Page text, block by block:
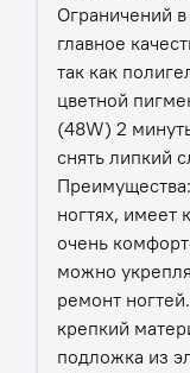
Ограничений
главное
так как
цветной
(48W) 2
снять липкий
ногтях, имеет
очень
можно
ремонт
крепкий
подложка из